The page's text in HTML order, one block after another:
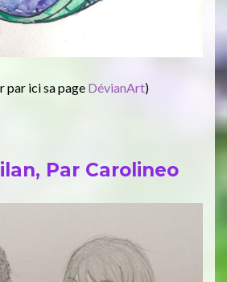
par ici sa page DévianArt)
Par Carolineo